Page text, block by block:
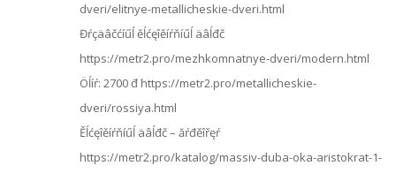
dveri/elitnye-metallicheskie-dveri.html
Đŕçäâčćíűĺ ěĺćęîěíŕňíűĺ äâĺđč
https://metr2.pro/mezhkomnatnye-dveri/modern.html
Öĺíŕ: 2700 đ https://metr2.pro/metallicheskie-
dveri/rossiya.html
Ěĺćęîěíŕňíűĺ äâĺđč – ăŕđěîřęŕ
https://metr2.pro/katalog/massiv-duba-oka-aristokrat-1-